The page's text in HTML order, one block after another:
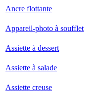
Ancre flottante
Appareil-photo à soufflet
Assiette à dessert
Assiette à salade
Assiette creuse